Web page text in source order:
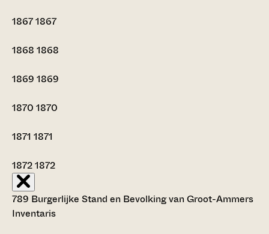
18671867
1868 1868
1869 1869
1870 1870
1871 1871
18721872
789 Burgerlijke Stand en Bevolking van Groot-Ammers
Inventaris